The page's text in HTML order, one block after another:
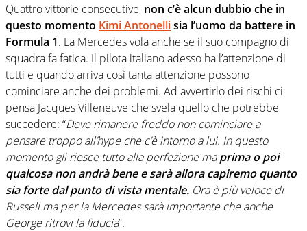
Quattro vittorie consecutive, non c’è alcun dubbio che in
questo momento Kimi Antonellisia l’uomo da battere in
Formula 1. La Mercedes vola anche se il suo compagno di
squadra fa fatica. Il pilota italiano adesso ha l’attenzione di
tutti e quando arriva così tanta attenzione possono
cominciare anche dei problemi. Ad avvertirlo dei rischi ci
pensa Jacques Villeneuve che svela quello che potrebbe
succedere: “Deve rimanere freddo non cominciare a
pensare troppo all’hype che c’è intorno a lui. In questo
momento gli riesce tutto alla perfezione maprima o poi
qualcosa non andrà bene e sarà allora capiremo quanto
sia forte dal punto di vista mentale. Ora è più veloce di
Russell ma per la Mercedes sarà importante che anche
George ritrovi la fiducia”.